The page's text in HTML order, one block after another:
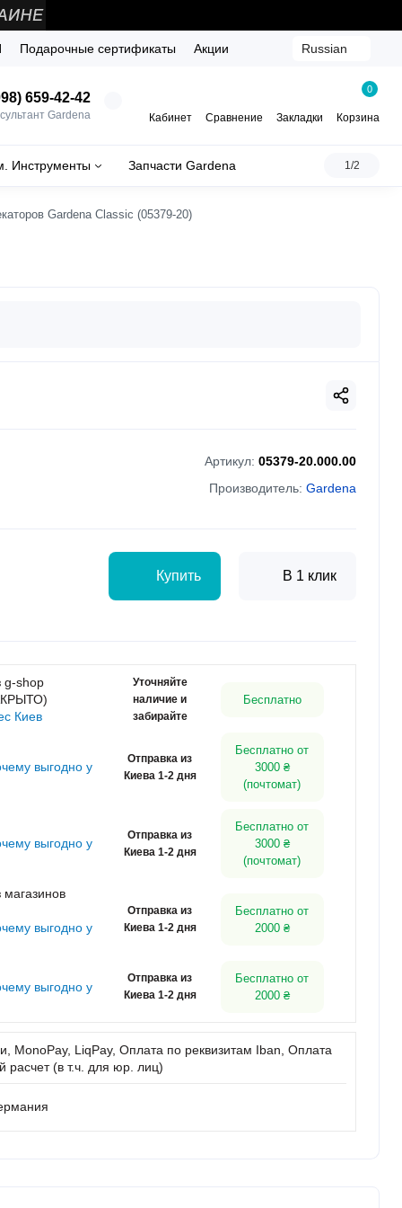
Подарочные сертификаты Акции Russian
659-42-42
Gardena Кабинет Сравнение Закладки
0
Корзина
Инструменты Запчасти Gardena 1/2
Gardena Classic (05379-20)
Артикул: 05379-20.000.00
Производитель: Gardena
Купить В 1 клик
g-shop
Киев
Уточняйте
наличие и
забирайте
Бесплатно
выгодно у
Отправка из
Киева 1-2 дня
Бесплатно от
3000 ₴
(почтомат)
выгодно у
Отправка из
Киева 1-2 дня
Бесплатно от
3000 ₴
(почтомат)
выгодно у
Отправка из
Киева 1-2 дня
Бесплатно от
2000 ₴
выгодно у
Отправка из
Киева 1-2 дня
Бесплатно от
2000 ₴
MonoPay, LiqPay, Оплата по реквизитам Iban, Оплата
расчет (в т.ч. для юр. лиц)